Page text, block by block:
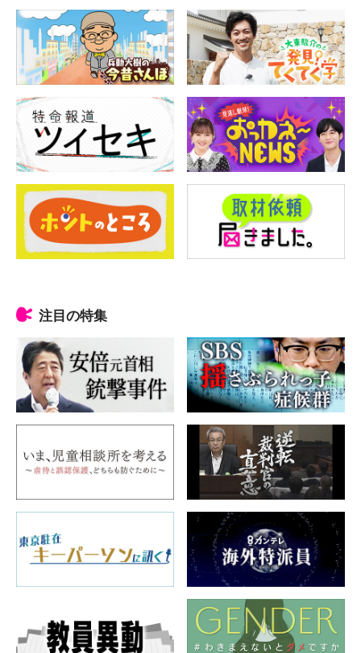
注目の特集